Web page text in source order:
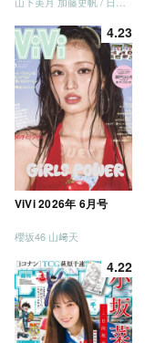
4.23
ViVi 2026年 6月号
櫻坂46 山﨑天
4.22